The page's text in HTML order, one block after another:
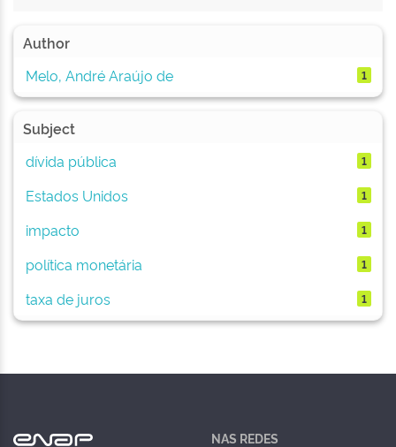
Author
Melo, André Araújo de
1
Subject
dívida pública
1
Estados Unidos 1
impacto 1
política monetária 1
taxa de juros 1
NAS REDES